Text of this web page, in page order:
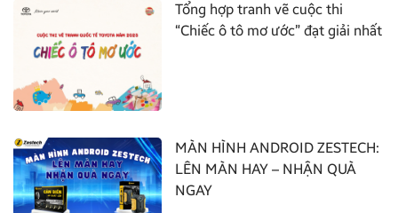
Tổng hợp tranh vẽ cuộc thi
“Chiếc ô tô mơ ước” đạt giải nhất
MÀN HÌNH ANDROID ZESTECH:
LÊN MÀN HAY – NHẬN QUÀ
NGAY